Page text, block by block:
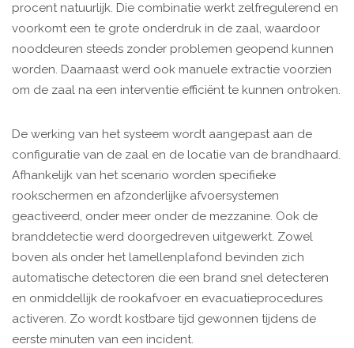
procent natuurlijk. Die combinatie werkt zelfregulerend en
voorkomt een te grote onderdruk in de zaal, waardoor
nooddeuren steeds zonder problemen geopend kunnen
worden. Daarnaast werd ook manuele extractie voorzien
om de zaal na een interventie efficiënt te kunnen ontroken.
De werking van het systeem wordt aangepast aan de
configuratie van de zaal en de locatie van de brandhaard.
Afhankelijk van het scenario worden specifieke
rookschermen en afzonderlijke afvoersystemen
geactiveerd, onder meer onder de mezzanine. Ook de
branddetectie werd doorgedreven uitgewerkt. Zowel
boven als onder het lamellenplafond bevinden zich
automatische detectoren die een brand snel detecteren
en onmiddellijk de rookafvoer en evacuatieprocedures
activeren. Zo wordt kostbare tijd gewonnen tijdens de
eerste minuten van een incident.